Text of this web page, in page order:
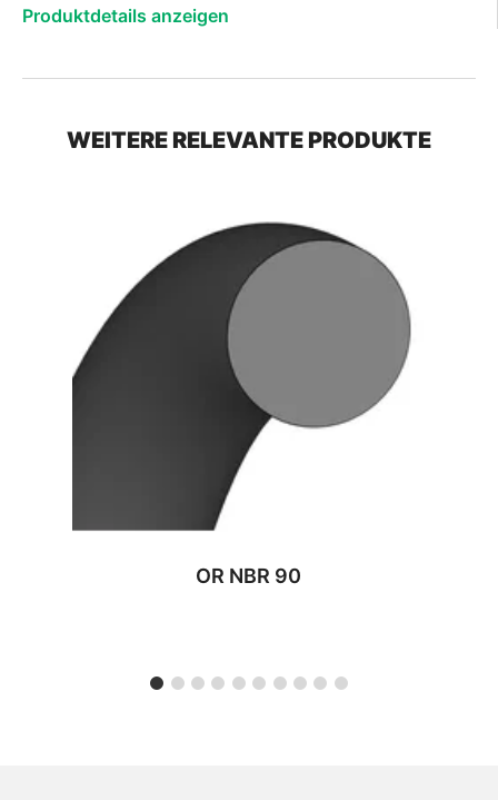
Produktdetails anzeigen
WEITERE RELEVANTE PRODUKTE
OR NBR 90